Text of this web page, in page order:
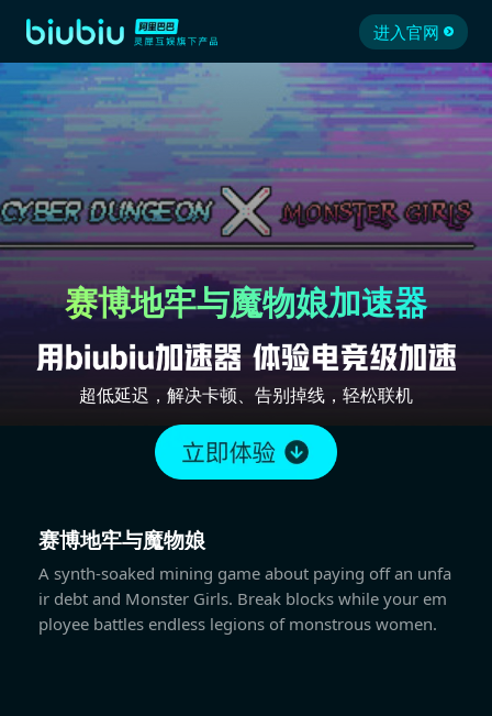
进入官网
赛博地牢与魔物娘加速器
超低延迟，解决卡顿、告别掉线，轻松联机
赛博地牢与魔物娘
A synth-soaked mining game about paying off an unfa
ir debt and Monster Girls. Break blocks while your em
ployee battles endless legions of monstrous women.